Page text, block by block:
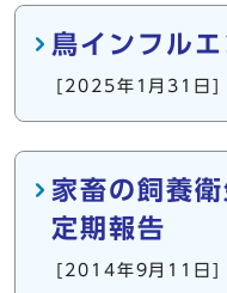
メインメニュー
鳥インフルエ
[2025年1月31日]
家畜の飼養
定期報告
[2014年9月11日]